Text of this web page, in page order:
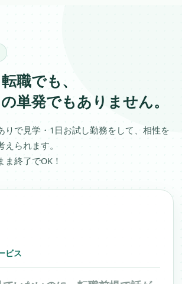
職でも、
単発でもありません。
りで見学・1日お試し勤務をして、相性を
られます。
終了でOK！
ビス